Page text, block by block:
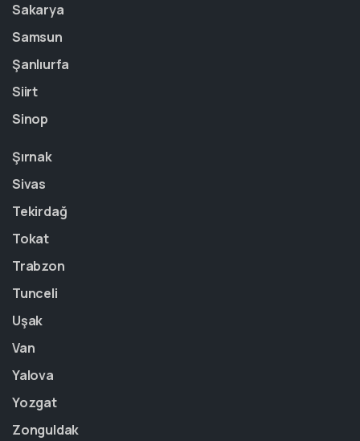
Sakarya
Samsun
Şanlıurfa
Siirt
Sinop
Şırnak
Sivas
Tekirdağ
Tokat
Trabzon
Tunceli
Uşak
Van
Yalova
Yozgat
Zonguldak